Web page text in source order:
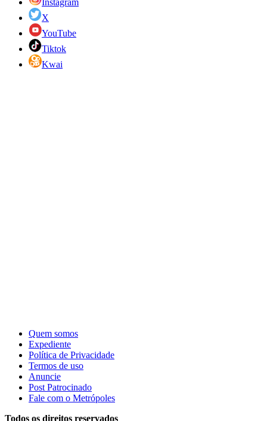
Instagram
X
YouTube
Tiktok
Kwai
Quem somos
Expediente
Política de Privacidade
Termos de uso
Anuncie
Post Patrocinado
Fale com o Metrópoles
Todos os direitos reservados